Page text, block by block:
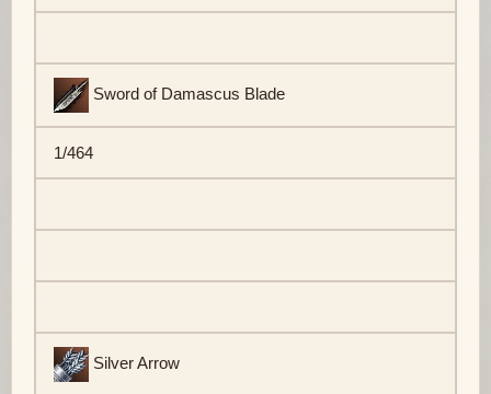
Sword of Damascus Blade
1/464
Silver Arrow